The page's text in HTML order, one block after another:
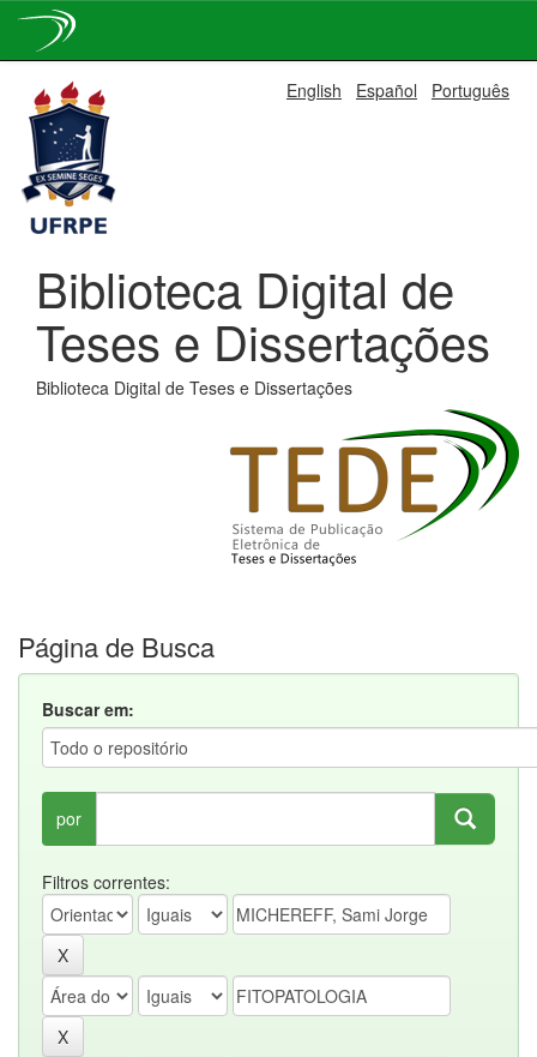
navigation
English Español Português
Biblioteca Digital de
Teses e Dissertações
Biblioteca Digital de Teses e Dissertações
Página de Busca
Buscar em:
por
Filtros correntes: